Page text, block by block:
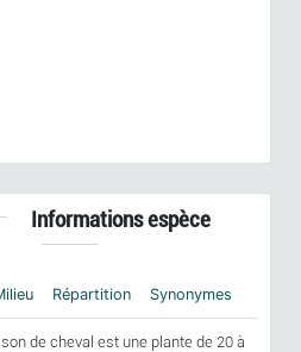
Informations espèce
Répartition Synonymes
de cheval est une plante de 20 à